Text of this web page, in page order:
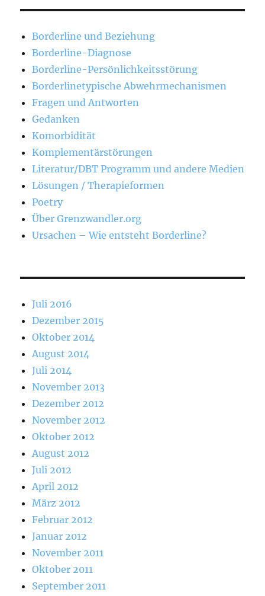
Borderline und Beziehung
Borderline-Diagnose
Borderline-Persönlichkeitsstörung
Borderlinetypische Abwehrmechanismen
Fragen und Antworten
Gedanken
Komorbidität
Komplementärstörungen
Literatur/DBT Programm und andere Medien
Lösungen / Therapieformen
Poetry
Über Grenzwandler.org
Ursachen – Wie entsteht Borderline?
Juli 2016
Dezember 2015
Oktober 2014
August 2014
Juli 2014
November 2013
Dezember 2012
November 2012
Oktober 2012
August 2012
Juli 2012
April 2012
März 2012
Februar 2012
Januar 2012
November 2011
Oktober 2011
September 2011